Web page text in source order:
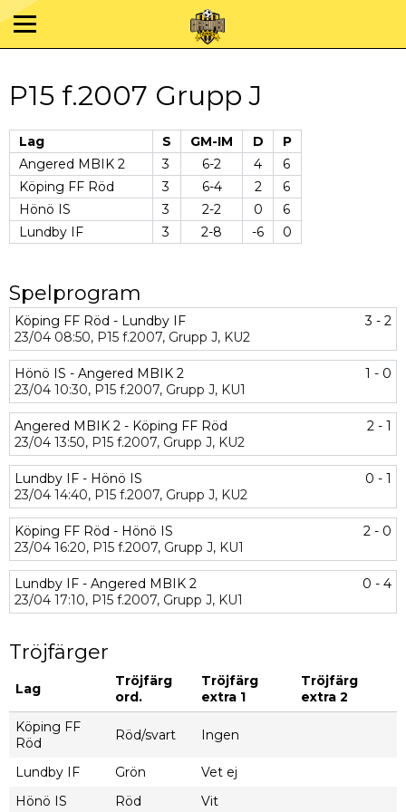
P15 f.2007 Grupp J
Lag S GM-IM D
P
Angered MBIK 2
3 6-2 4
6
Köping FF Röd
3 6-4 2
6
Hönö IS
3 2-2 0
6
Lundby IF
3 2-8 -6 0
Spelprogram
Köping FF Röd - Lundby IF
3 - 2
23/04 08:50, P15 f.2007, Grupp J, KU2
Hönö IS - Angered MBIK 2
1 - 0
23/04 10:30, P15 f.2007, Grupp J, KU1
Angered MBIK 2 - Köping FF Röd
2 - 1
23/04 13:50, P15 f.2007, Grupp J, KU2
Lundby IF - Hönö IS
0 - 1
23/04 14:40, P15 f.2007, Grupp J, KU2
Köping FF Röd - Hönö IS
2 - 0
23/04 16:20, P15 f.2007, Grupp J, KU1
Lundby IF - Angered MBIK 2
0 - 4
23/04 17:10, P15 f.2007, Grupp J, KU1
Tröjfärger
Lag
Tröjfärg
ord.
Tröjfärg
extra 1
Tröjfärg
extra 2
Köping FF
Röd
Röd/svart Ingen
Lundby IF Grön
Vet ej
Hönö IS
Röd Vit